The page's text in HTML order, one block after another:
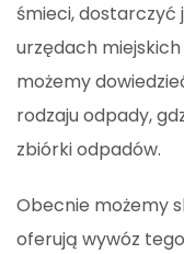
śmieci, dostarczyć
urzędach
możemy
rodzaju odpady,
zbiórki odpadów.
Obecnie możemy
oferują wywóz